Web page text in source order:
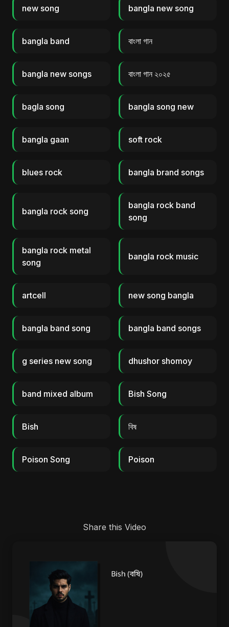
new song bangla new song
bangla band বাংলা গান
bangla new songs বাংলা গান ২০২৫
bagla song bangla song new
bangla gaan soft rock
blues rock bangla brand songs
bangla rock song
bangla rock band
song
bangla rock metal
song
bangla rock music
artcell new song bangla
bangla band song bangla band songs
g series new song dhushor shomoy
band mixed album Bish Song
Bish বিষ
Poison Song Poison
Share this Video